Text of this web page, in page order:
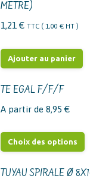
METRE)
1,21 € TTC ( 1,00 € HT )
Ajouter au panier
TE EGAL F/F/F
A partir de 8,95 €
Choix des options
a
TUYAU SPIRALE Ø